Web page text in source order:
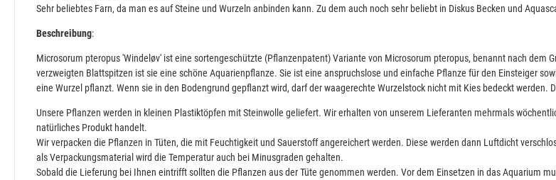
Sehr beliebtes Farn, da man es auf Steine und Wurzeln anbinden kann. Zu dem auch noch sehr beliebt in Diskus Becken und
Beschreibung:
Microsorum pteropus 'Windeløv' ist eine sortengeschützte (Pflanzenpatent) Variante von Microsorum pteropus, benannt nach dem
verzweigten Blattspitzen ist sie eine schöne Aquarienpflanze. Sie ist eine anspruchslose und einfache Pflanze für den Einsteiger
eine Wurzel pflanzt. Wenn sie in den Bodengrund gepflanzt wird, darf der waagerechte Wurzelstock nicht mit Kies bedeckt werden.
Unsere Pflanzen werden in kleinen Plastiktöpfen mit Steinwolle geliefert. Wir erhalten von unserem Lieferanten mehrmals
natürliches Produkt handelt.
Wir verpacken die Pflanzen in Tüten, die mit Feuchtigkeit und Sauerstoff angereichert werden. Diese werden dann Luftdicht
als Verpackungsmaterial wird die Temperatur auch bei Minusgraden gehalten.
Sobald die Lieferung bei Ihnen eintrifft sollten die Pflanzen aus der Tüte genommen werden. Vor dem Einsetzen in das Aquarium